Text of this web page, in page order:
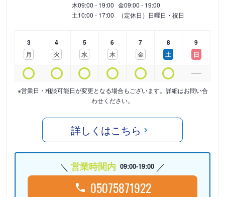
木09:00 - 19:00 金09:00 - 19:00
土10:00 - 17:00 （定休日）日曜日・祝日
3
月
4
火
5
水
6
木
7
金
8
土
9
日
※営業日・相談可能日が変更となる場合もございます。詳細はお問い合
わせください。
詳しくはこちら
営業時間内 09:00-19:00
05075871922